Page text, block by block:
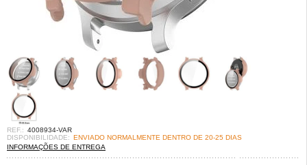
REF.: 4008934-VAR
DISPONIBILIDADE: ENVIADO NORMALMENTE DENTRO DE 20-25 DIAS
INFORMAÇÕES DE ENTREGA